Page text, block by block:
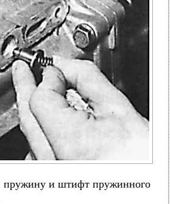
пружину и штифт пружинного